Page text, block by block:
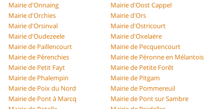
Mairie d'Onnaing
Mairie d'Oost Cappel
Mairie d'Orchies
Mairie d'Ors
Mairie d'Orsinval
Mairie d'Ostricourt
Mairie d'Oudezeele
Mairie d'Oxelaëre
Mairie de Paillencourt
Mairie de Pecquencourt
Mairie de Pérenchies
Mairie de Péronne en Mélantois
Mairie de Petit Fayt
Mairie de Petite Forêt
Mairie de Phalempin
Mairie de Pitgam
Mairie de Poix du Nord
Mairie de Pommereuil
Mairie de Pont à Marcq
Mairie de Pont sur Sambre